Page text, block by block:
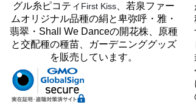
グル糸ピコティ First Kiss 、若泉ファー
ムオリジナル品種の絹と卑弥呼・雅・
翡翠・Shall We Danceの開花株、原種
と交配種の種苗、ガーデニンググッズ
を販売しています。